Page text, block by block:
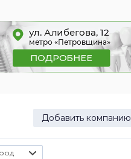
Добавить компанию